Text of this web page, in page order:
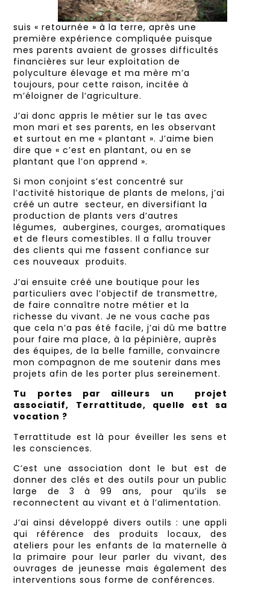
suis « retournée » à la terre, après une
première expérience compliquée puisque
mesparents avaient de grosses difficultés
financières sur leur exploitation de
polyculture élevage et ma mère m’a
toujours, pour cette raison, incitée à
m’éloigner de l’agriculture.
J’ai donc apprisle métier sur le tas avec
mon mari et ses parents, en les observant
et surtout en me « plantant ». J’aime bien
dire que « c’est en plantant, ou en se
plantant que l’on apprend ».
Si mon conjoint s’est concentré sur
l’activité historique de plants de melons, j’ai
créé un autre secteur, en diversifiant la
production de plants vers d’autres
légumes, aubergines, courges, aromatiques
et de fleurs comestibles. Il a fallu trouver
des clients qui me fassent confiance sur
ces nouveaux produits.
J’ai ensuite créé une boutique pour les
particuliers avec l’objectif de transmettre,
de faire connaître notre métier et la
richesse du vivant. Je ne vous cache pas
que cela n’a pas été facile, j’ai dû me battre
pour faire ma place, à la pépinière, auprès
des équipes, de la belle famille, convaincre
mon compagnon de me soutenir dans mes
projets afin de les porter plus sereinement.
Tu portes par ailleurs un
projet
associatif, Terrattitude, quelle est sa
vocation ?
Terrattitude est là pour éveiller les sens et
les consciences.
C’est une association dont le but est de
donner des clés et des outils pour un public
large de 3 à 99 ans, pour qu’ils se
reconnectent au vivant et à l’alimentation.
J’ai ainsi développé divers outils : une appli
qui référence des produits locaux, des
ateliers pour les enfants de la maternelle à
la primaire pour leur parler du vivant, des
ouvrages de jeunesse mais également des
interventions sous forme de conférences.